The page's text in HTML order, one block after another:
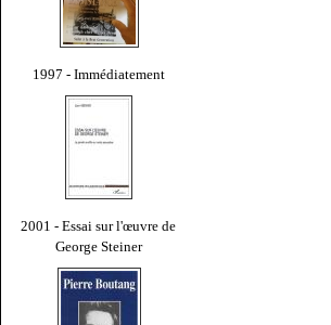
1997 - Immédiatement
2001 - Essai sur l'œuvre de
George Steiner